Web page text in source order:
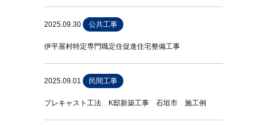
2025.09.30 公共工事
伊平屋村特定専門職定住促進住宅整備工事
2025.09.01 民間工事
プレキャスト工法 K邸新築工事 石垣市 施工例